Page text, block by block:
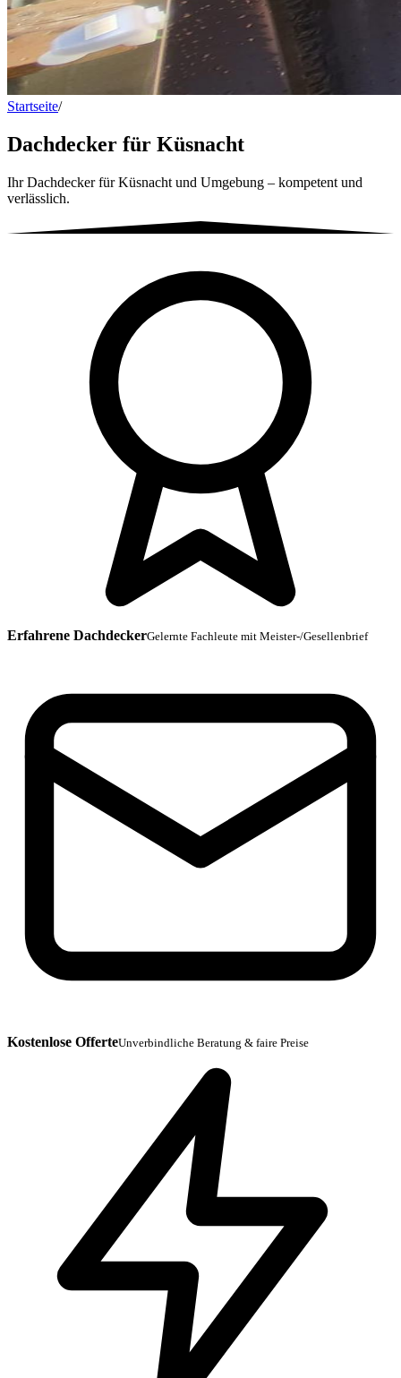
Startseite/Dachdecker für Küsnacht
Dachdecker für Küsnacht
Ihr Dachdecker für Küsnacht und Umgebung – kompetent und
verlässlich.
Erfahrene DachdeckerGelernte Fachleute mit Meister-/Gesellenbrief
Kostenlose OfferteUnverbindliche Beratung & faire Preise